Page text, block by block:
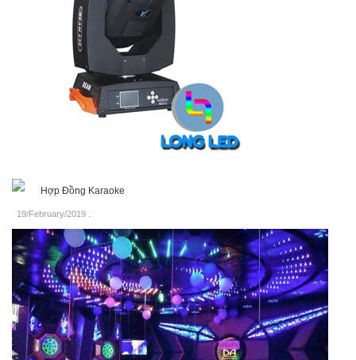
Hợp Đồng Karaoke
19/February/2019